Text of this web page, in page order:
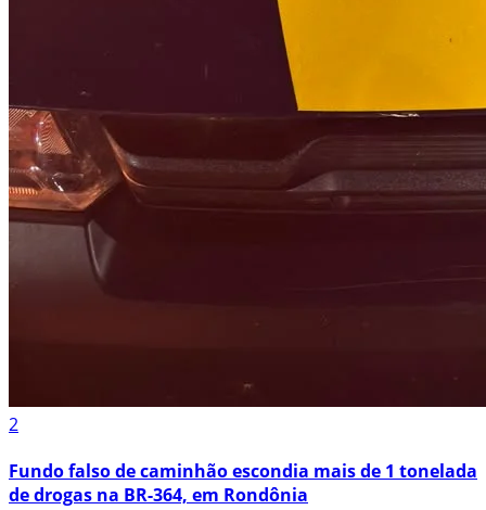
2
Fundo falso de caminhão escondia mais de 1 tonelada
de drogas na BR-364, em Rondônia